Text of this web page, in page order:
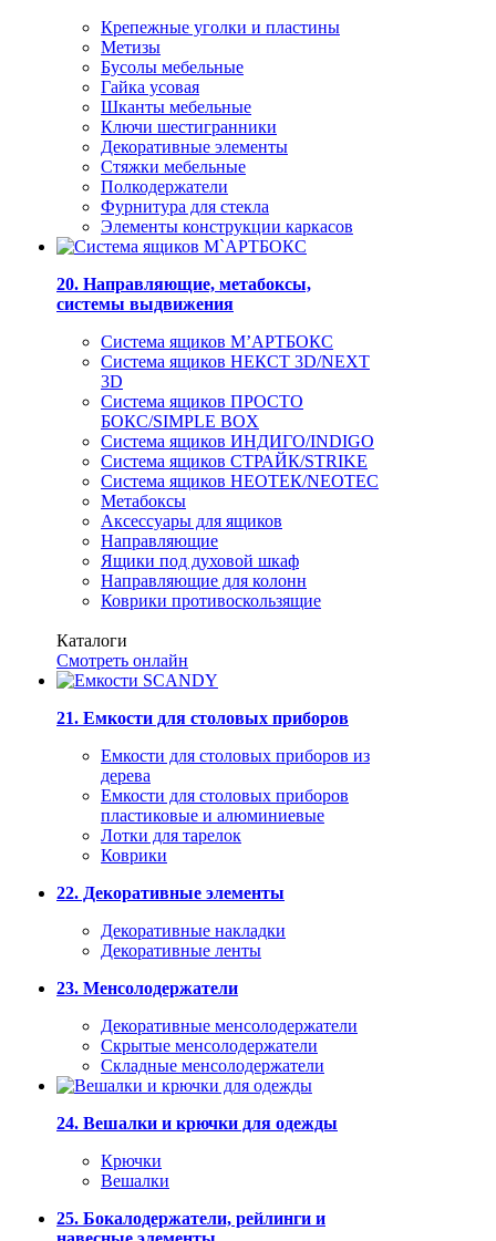
Крепежные уголки и пластины
Метизы
Бусолы мебельные
Гайка усовая
Шканты мебельные
Ключи шестигранники
Декоративные элементы
Стяжки мебельные
Полкодержатели
Фурнитура для стекла
Элементы конструкции каркасов
20. Направляющие, метабоксы,
системы выдвижения
Система ящиков М’АРТБОКС
Система ящиков НЕКСТ 3D/NEXT
3D
Система ящиков ПРОСТО
БОКС/SIMPLE BOX
Система ящиков ИНДИГО/INDIGO
Система ящиков СТРАЙК/STRIKE
Система ящиков НЕОТЕК/NEOTEC
Метабоксы
Аксессуары для ящиков
Направляющие
Ящики под духовой шкаф
Направляющие для колонн
Коврики противоскользящие
Каталоги
Смотреть онлайн
21. Емкости для столовых приборов
Емкости для столовых приборов из
дерева
Емкости для столовых приборов
пластиковые и алюминиевые
Лотки для тарелок
Коврики
22. Декоративные элементы
Декоративные накладки
Декоративные ленты
23. Менсолодержатели
Декоративные менсолодержатели
Скрытые менсолодержатели
Складные менсолодержатели
24. Вешалки и крючки для одежды
Крючки
Вешалки
25. Бокалодержатели, рейлинги и